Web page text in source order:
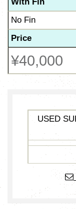
No Fin
Price
¥40,000
USED